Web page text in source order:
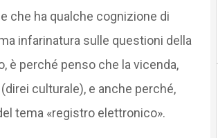
che ha qualche cognizione di
infarinatura sulle questioni della
è perché penso che la vicenda,
culturale), e anche perché,
tema «registro elettronico».